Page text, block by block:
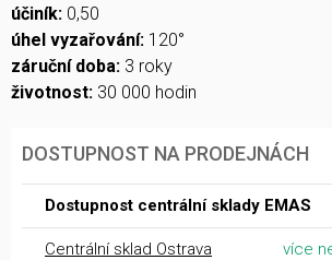
účiník: 0,50
úhel vyzařování: 120°
záruční doba: 3 roky
životnost: 30 000 hodin
DOSTUPNOST NA PRODEJNÁCH
Dostupnost centrální sklady EMAS
Centrální sklad Ostrava více